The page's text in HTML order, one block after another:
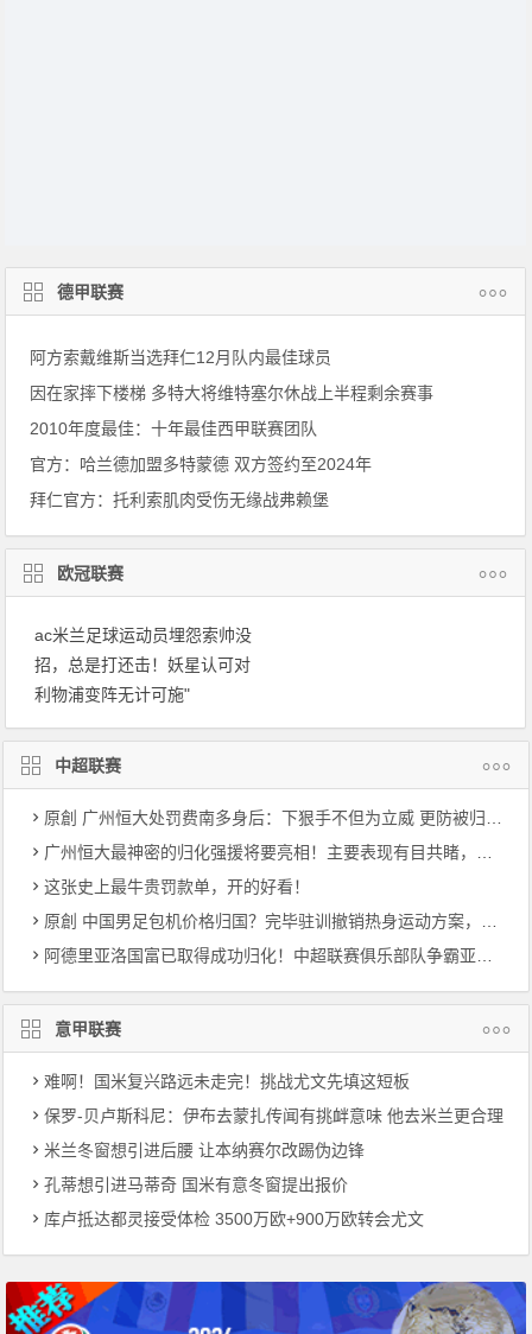
德甲联赛
阿方索戴维斯当选拜仁12月队内最佳球员
因在家摔下楼梯 多特大将维特塞尔休战上半程剩余赛事
2010年度最佳：十年最佳西甲联赛团队
官方：哈兰德加盟多特蒙德 双方签约至2024年
拜仁官方：托利索肌肉受伤无缘战弗赖堡
欧冠联赛
ac米兰足球运动员埋怨索帅没
招，总是打还击！妖星认可对
利物浦变阵无计可施"
中超联赛
原創 广州恒大处罚费南多身后：下狠手不但为立威 更防被归化暴力革命下功夫
广州恒大最神密的归化强援将要亮相！主要表现有目共睹，称为穆里奇二世
这张史上最牛贵罚款单，开的好看！
原創 中国男足包机价格归国？完毕驻训撤销热身运动方案，40亚洲预选赛迎战遭受危害
阿德里亚洛国富已取得成功归化！中超联赛俱乐部队争霸亚冠联赛迎一潜在性利好消息
意甲联赛
难啊！国米复兴路远未走完！挑战尤文先填这短板
保罗-贝卢斯科尼：伊布去蒙扎传闻有挑衅意味 他去米兰更合理
米兰冬窗想引进后腰 让本纳赛尔改踢伪边锋
孔蒂想引进马蒂奇 国米有意冬窗提出报价
库卢抵达都灵接受体检 3500万欧+900万欧转会尤文